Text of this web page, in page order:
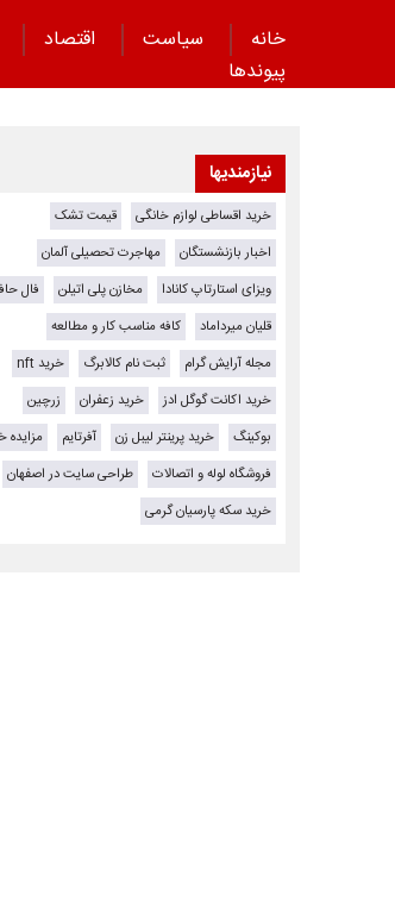
خانه سیاست اقتصاد
پیوند‌ها
نیازمندیها
خرید اقساطی لوازم خانگی
قیمت تشک
اخبار بازنشستگان
مهاجرت تحصیلی آلمان
ویزای استارتاپ کانادا
مخازن پلی اتیلن
فال
قلیان میرداماد
کافه مناسب کار و مطالعه
مجله آرایش گرام
ثبت نام کالابرگ
خرید nft
خرید اکانت گوگل ادز
خرید زعفران
زرچین
بوکینگ
خرید پرینتر لیبل زن آفرتایم
مزایده
فروشگاه لوله و اتصالات
طراحی سایت در اصفهان
خرید سکه پارسیان گرمی